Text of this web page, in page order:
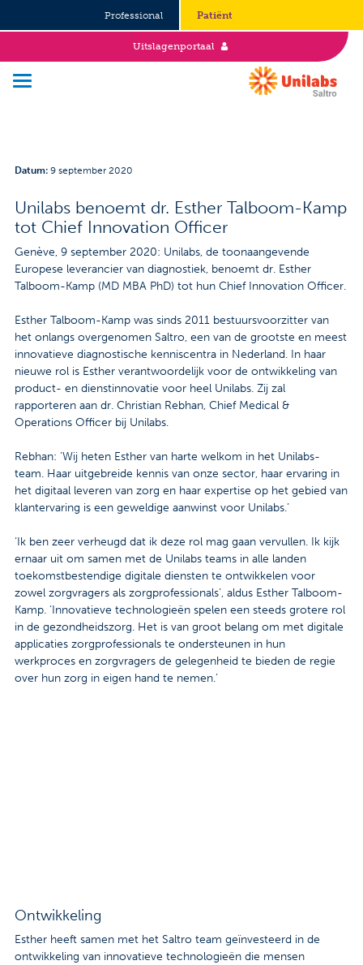
Professional Patiënt
Uitslagenportaal
Duurzaamheid en Good Governance
Werken bij
Vacatures
Contact
Veelgestelde vragen
Tarieven
Afspraak maken
Locaties
Praktische informatie
Onderzoeken
Datum: 9 september 2020
Unilabs benoemt dr. Esther Talboom-Kamp
tot Chief Innovation Officer
Genève, 9 september 2020: Unilabs, de toonaangevende
Europese leverancier van diagnostiek, benoemt dr. Esther
Talboom-Kamp (MD MBA PhD) tot hun Chief Innovation Officer.
Esther Talboom-Kamp was sinds 2011 bestuursvoorzitter van
het onlangs overgenomen Saltro, een van de grootste en meest
innovatieve diagnostische kenniscentra in Nederland. In haar
nieuwe rol is Esther verantwoordelijk voor de ontwikkeling van
product- en dienstinnovatie voor heel Unilabs. Zij zal
rapporteren aan dr. Christian Rebhan, Chief Medical &
Operations Officer bij Unilabs.
Rebhan: ‘Wij heten Esther van harte welkom in het Unilabs-
team. Haar uitgebreide kennis van onze sector, haar ervaring in
het digitaal leveren van zorg en haar expertise op het gebied van
klantervaring is een geweldige aanwinst voor Unilabs.’
‘Ik ben zeer verheugd dat ik deze rol mag gaan vervullen. Ik kijk
ernaar uit om samen met de Unilabs teams in alle landen
toekomstbestendige digitale diensten te ontwikkelen voor
zowel zorgvragers als zorgprofessionals’, aldus Esther Talboom-
Kamp. ‘Innovatieve technologieën spelen een steeds grotere rol
in de gezondheidszorg. Het is van groot belang om met digitale
applicaties zorgprofessionals te ondersteunen in hun
werkproces en zorgvragers de gelegenheid te bieden de regie
over hun zorg in eigen hand te nemen.’
Ontwikkeling
Esther heeft samen met het Saltro team geïnvesteerd in de
ontwikkeling van innovatieve technologieën die mensen